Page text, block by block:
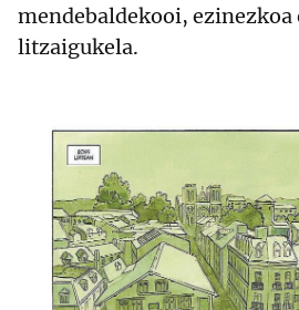
mendebaldekooi, ezinezkoa
litzaigukela.